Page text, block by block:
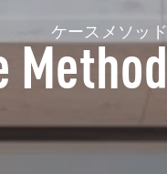
ケースメソッド
Method